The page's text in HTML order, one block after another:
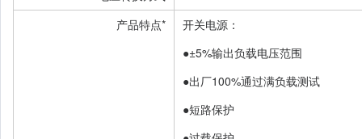
产品特点*
开关电源：
●±5%输出负载电压范围
●出厂100%通过满负载测试
●短路保护